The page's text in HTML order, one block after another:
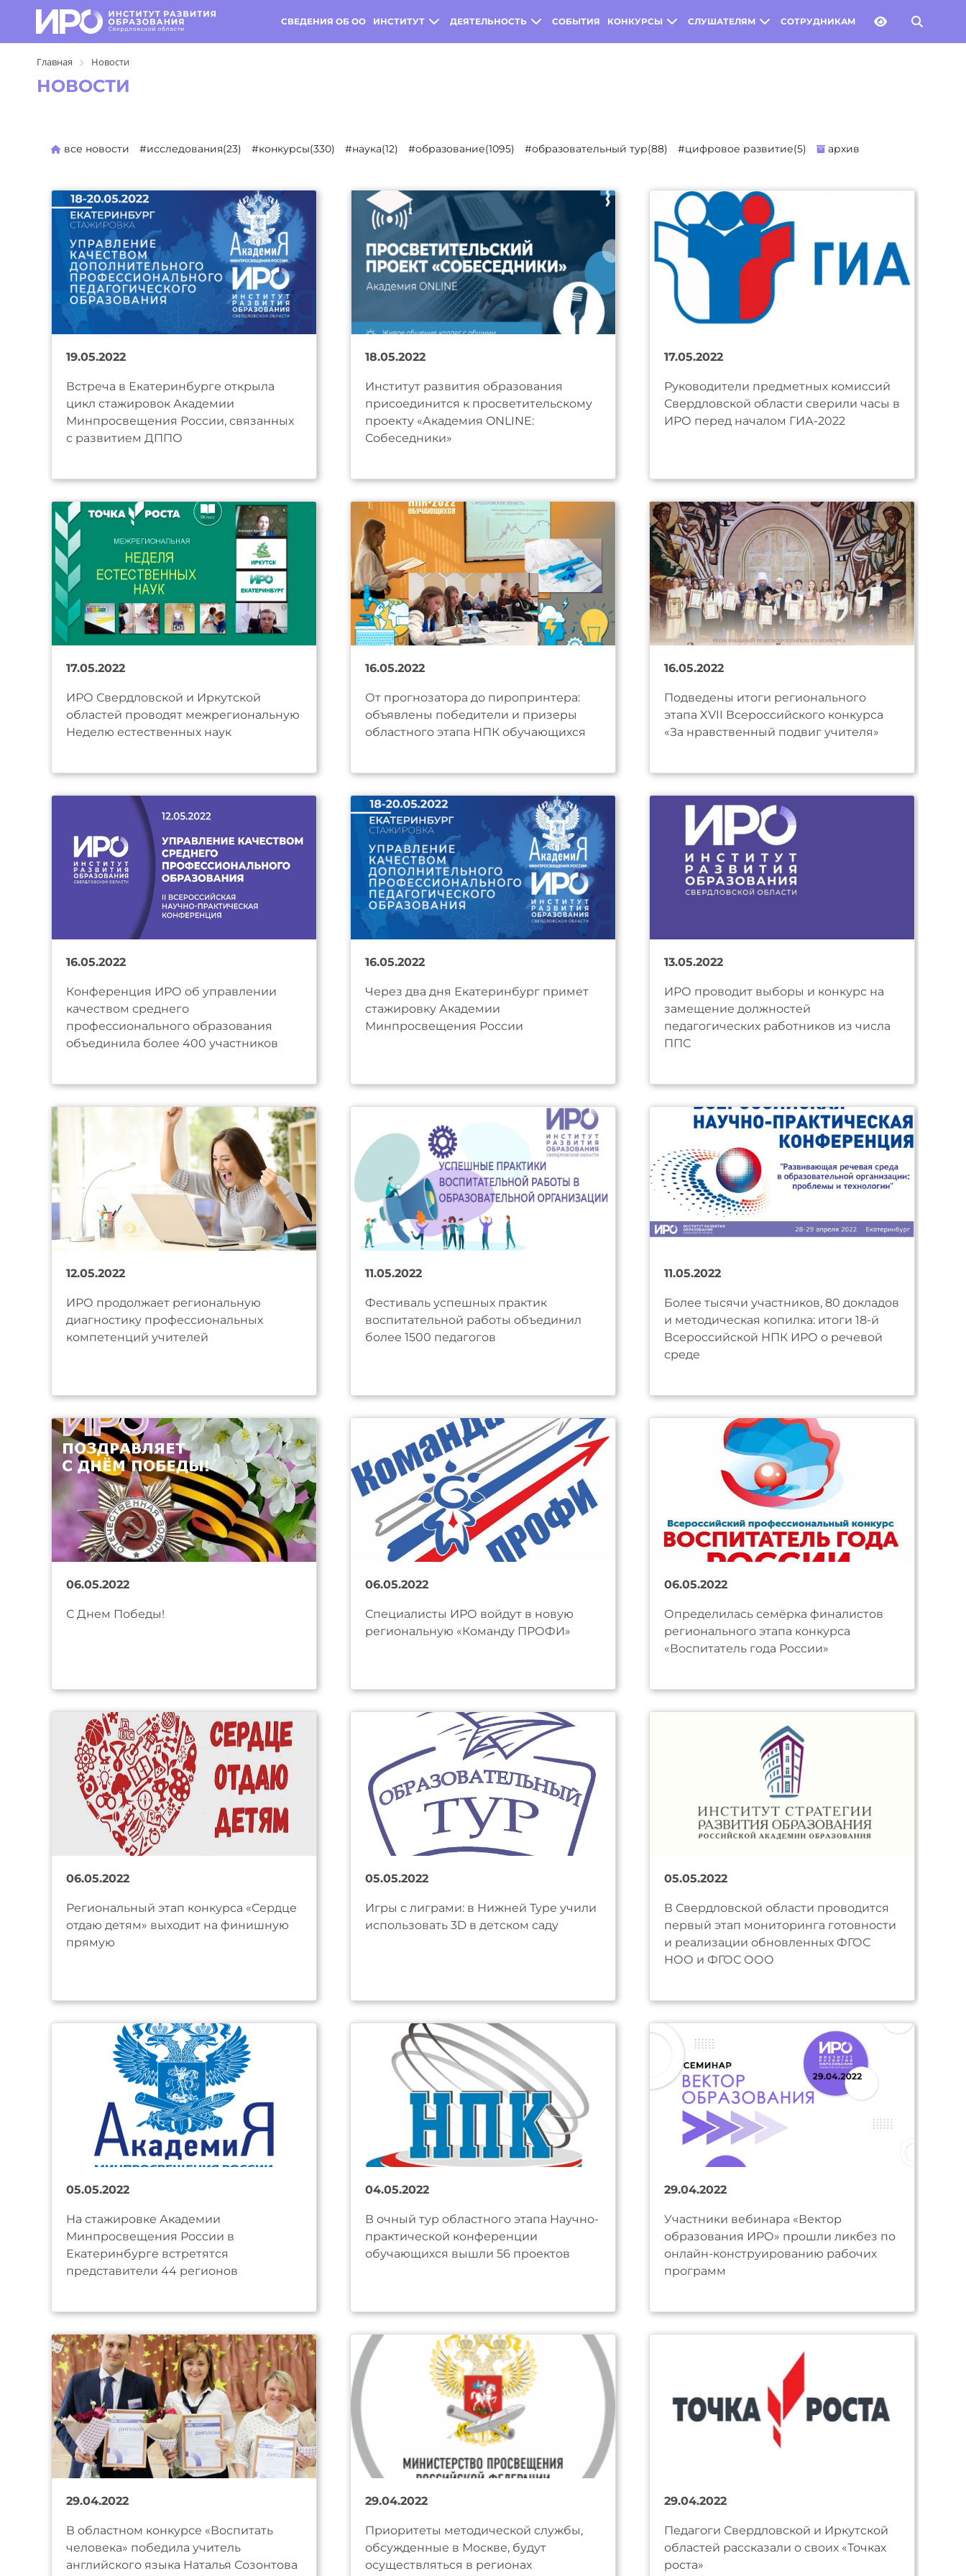
СВЕДЕНИЯ ОБ ОО ИНСТИТУТ ДЕЯТЕЛЬНОСТЬ СОБЫТИЯ КОНКУРСЫ СЛУШАТЕЛЯМ СОТРУДНИКАМ
Главная Новости
НОВОСТИ
все новости #исследования(23) #конкурсы(330) #наука(12) #образование(1095) #образовательный тур(88) #цифровое развитие(5) архив
19.05.2022
Встреча в Екатеринбурге открыла
цикл стажировок Академии
Минпросвещения России, связанных
с развитием ДППО
18.05.2022
Институт развития образования
присоединится к просветительскому
проекту «Академия ONLINE:
Собеседники»
17.05.2022
Руководители предметных комиссий
Свердловской области сверили часы в
ИРО перед началом ГИА-2022
17.05.2022
ИРО Свердловской и Иркутской
областей проводят межрегиональную
Неделю естественных наук
16.05.2022
От прогнозатора до пиропринтера:
объявлены победители и призеры
областного этапа НПК обучающихся
16.05.2022
Подведены итоги регионального
этапа XVII Всероссийского конкурса
«За нравственный подвиг учителя»
16.05.2022
Конференция ИРО об управлении
качеством среднего
профессионального образования
объединила более 400 участников
16.05.2022
Через два дня Екатеринбург примет
стажировку Академии
Минпросвещения России
13.05.2022
ИРО проводит выборы и конкурс на
замещение должностей
педагогических работников из числа
ППС
12.05.2022
ИРО продолжает региональную
диагностику профессиональных
компетенций учителей
11.05.2022
Фестиваль успешных практик
воспитательной работы объединил
более 1500 педагогов
11.05.2022
Более тысячи участников, 80 докладов
и методическая копилка: итоги 18-й
Всероссийской НПК ИРО о речевой
среде
06.05.2022
С Днем Победы!
06.05.2022
Специалисты ИРО войдут в новую
региональную «Команду ПРОФИ»
06.05.2022
Определилась семёрка финалистов
регионального этапа конкурса
«Воспитатель года России»
06.05.2022
Региональный этап конкурса «Сердце
отдаю детям» выходит на финишную
прямую
05.05.2022
Игры с лиграми: в Нижней Туре учили
использовать 3D в детском саду
05.05.2022
В Свердловской области проводится
первый этап мониторинга готовности
и реализации обновленных ФГОС
НОО и ФГОС ООО
05.05.2022
На стажировке Академии
Минпросвещения России в
Екатеринбурге встретятся
представители 44 регионов
04.05.2022
В очный тур областного этапа Научно-
практической конференции
обучающихся вышли 56 проектов
29.04.2022
Участники вебинара «Вектор
образования ИРО» прошли ликбез по
онлайн-конструированию рабочих
программ
29.04.2022
В областном конкурсе «Воспитать
человека» победила учитель
английского языка Наталья Созонтова
29.04.2022
Приоритеты методической службы,
обсужденные в Москве, будут
осуществляться в регионах
29.04.2022
Педагоги Свердловской и Иркутской
областей рассказали о своих «Точках
роста»